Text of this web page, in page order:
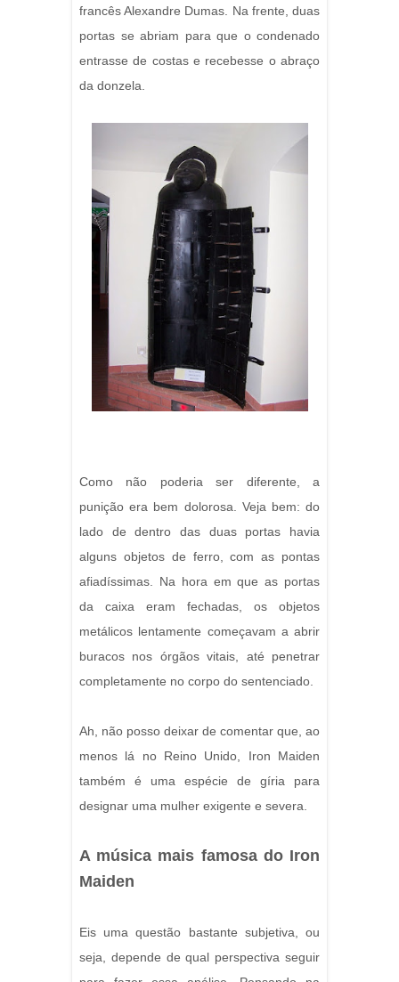
francês Alexandre Dumas. Na frente, duas
portas se abriam para que o condenado
entrasse de costas e recebesse o abraço
da donzela.
Como não poderia ser diferente, a
punição era bem dolorosa. Veja bem: do
lado de dentro das duas portas havia
alguns objetos de ferro, com as pontas
afiadíssimas. Na hora em que as portas
da caixa eram fechadas, os objetos
metálicos lentamente começavam a abrir
buracos nos órgãos vitais, até penetrar
completamente no corpo do sentenciado.
Ah, não posso deixar de comentar que, ao
menos lá no Reino Unido, Iron Maiden
também é uma espécie de gíria para
designar uma mulher exigente e severa.
A música mais famosa do Iron
Maiden
Eis uma questão bastante subjetiva, ou
seja, depende de qual perspectiva seguir